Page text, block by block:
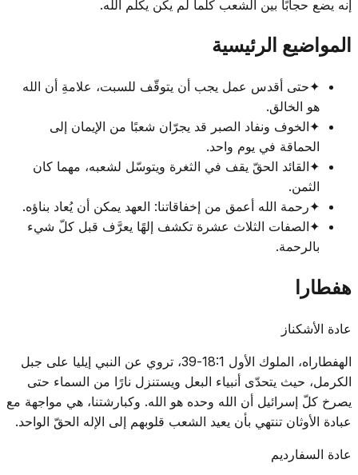
إنه يضع حجابًا بين الشعب كلّما لم يكن يكلّم الله.
المواضيع الرئيسية
✦حتى أقدس عمل يجب أن يتوقّف للسبت، علامةِ أن الله
هو الخالق.
✦الخوف ونفاد الصبر قد يجرّان شعبًا من الإيمان إلى
الحماقة في يوم واحد.
✦القائد الحقّ يقف في الثغرة ويتوسّل لشعبه، مهما كان
الثمن.
✦رحمة الله أعمق من إخفاقاتنا: العهد يمكن أن يُعاد بناؤه.
✦الصفات الثلاث عشرة تكشف إلهًا يعرَّف قبل كلّ شيء
بالرحمة.
هفطارا
عادة الأشكناز
الهفطاراه، الملوك الأول 18:1-39، تروي عن النبي إيليا على جبل
الكرمل، حيث يتحدّى أنبياء البعل ويستنزل نارًا من السماء حتى
يصرخ كلّ إسرائيل أن الله وحده هو الله. وكبارشتنا، هي مواجهة مع
عبادة الأوثان تنتهي بأن يعيد الشعب قلوبهم إلى الإله الحقّ الواحد.
عادة السفارديم